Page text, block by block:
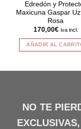
Edredón y
Maxicuna Gaspar
Rosa
170,00€ iva incl.
AÑADIR AL
NO TE